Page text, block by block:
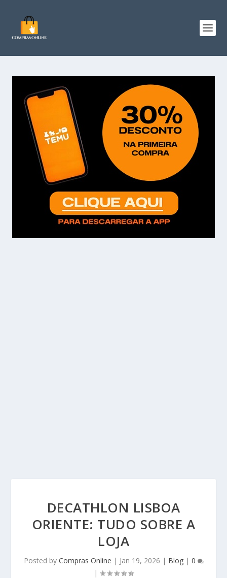
DECATHLON LISBOA
ORIENTE: TUDO SOBRE A
LOJA
Posted by Compras Online | Jan 19, 2026 | Blog| 0
|